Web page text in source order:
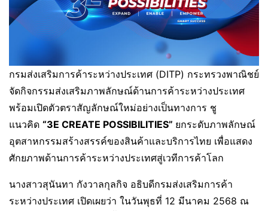
กรมส่งเสริมการค้าระหว่างประเทศ (DITP) กระทรวงพาณิชย์
จัดกิจกรรมส่งเสริมภาพลักษณ์ด้านการค้าระหว่างประเทศ
พร้อมเปิดตัวตราสัญลักษณ์ใหม่อย่างเป็นทางการ ชู
แนวคิด “3E CREATE POSSIBILITIES” ยกระดับภาพลักษณ์
อุตสาหกรรมสร้างสรรค์ของสินค้าและบริการไทย เพื่อแสดง
ศักยภาพด้านการค้าระหว่างประเทศสู่เวทีการค้าโลก
นางสาวสุนันทา กังวาลกุลกิจ อธิบดีกรมส่งเสริมการค้า
ระหว่างประเทศ เปิดเผยว่า ในวันพุธที่ 12 มีนาคม 2568 ณ